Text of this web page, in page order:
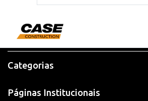
Categorias
Páginas Institucionais